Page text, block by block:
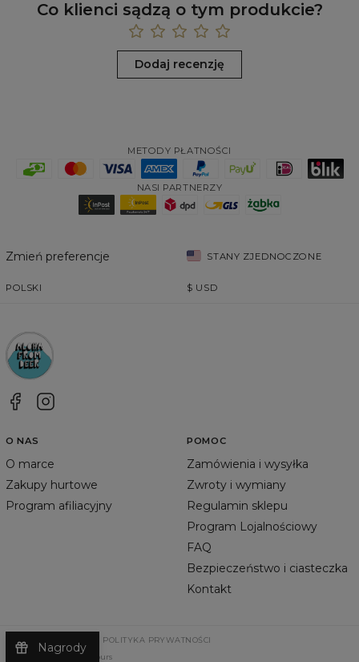
Co klienci sądzą o tym produkcie?
Dodaj recenzję
METODY PŁATNOŚCI
NASI PARTNERZY
Zmień preferencje STANY ZJEDNOCZONE
POLSKI $ USD
O NAS
O marce
Zakupy hurtowe
Program afiliacyjny
POMOC
Zamówienia i wysyłka
Zwroty i wymiany
Regulamin sklepu
Program Lojalnościowy
FAQ
Bezpieczeństwo i ciasteczka
Kontakt
REGULAMIN SKLEPU
POLITYKA PRYWATNOŚCI
2026 Change Into Colours
Nagrody